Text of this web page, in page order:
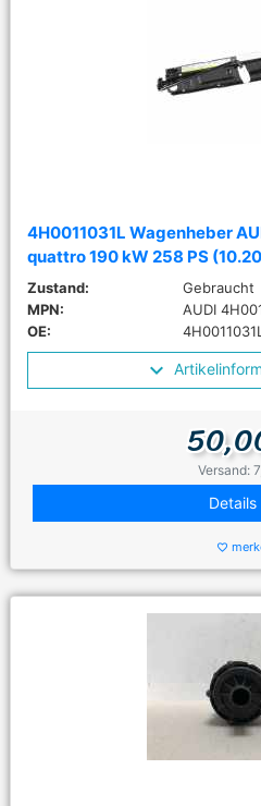
4H0011031L Wagenheber
quattro 190 kW 258 PS
Zustand:
Gebraucht
MPN:
AUDI
OE:
4H0011031L
Versand:
Details
favorite_border